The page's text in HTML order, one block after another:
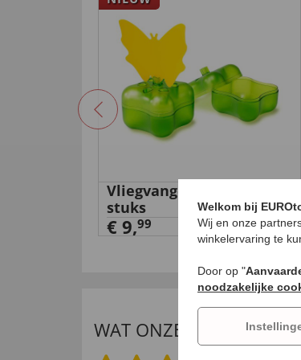
Vliegvanger, set van 2
stuks
€ 9,99
WAT ONZE
Welkom bij
Wij en onze
winkelervaring te
Door op "
noodzakelijke